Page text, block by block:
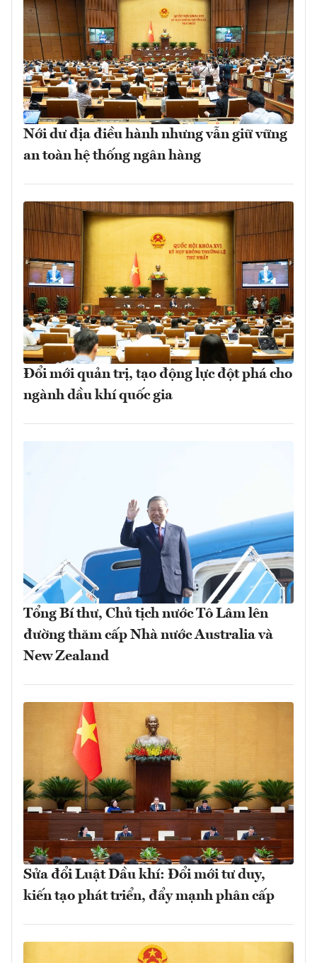
Nới dư địa điều hành nhưng vẫn giữ vững
an toàn hệ thống ngân hàng
Đổi mới quản trị, tạo động lực đột phá cho
ngành dầu khí quốc gia
Tổng Bí thư, Chủ tịch nước Tô Lâm lên
đường thăm cấp Nhà nước Australia và
New Zealand
Sửa đổi Luật Dầu khí: Đổi mới tư duy,
kiến tạo phát triển, đẩy mạnh phân cấp